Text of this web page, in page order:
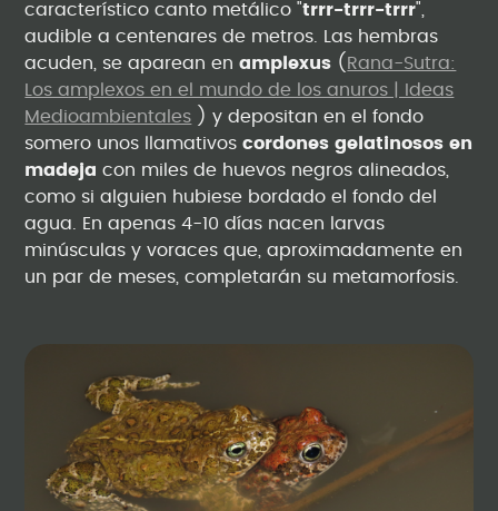
característico canto metálico "trrr-trrr-trrr",
audible a centenares de metros. Las hembras
acuden, se aparean enamplexus ( Rana-Sutra:
Los amplexos en el mundo de los anuros | Ideas
Medioambientales ) y depositan en el fondo
somero unos llamativoscordones gelatinosos en
madeja con miles de huevos negros alineados,
como si alguien hubiese bordado el fondo del
agua. En apenas 4-10 días nacen larvas
minúsculas y voraces que, aproximadamente en
un par de meses, completarán su metamorfosis.